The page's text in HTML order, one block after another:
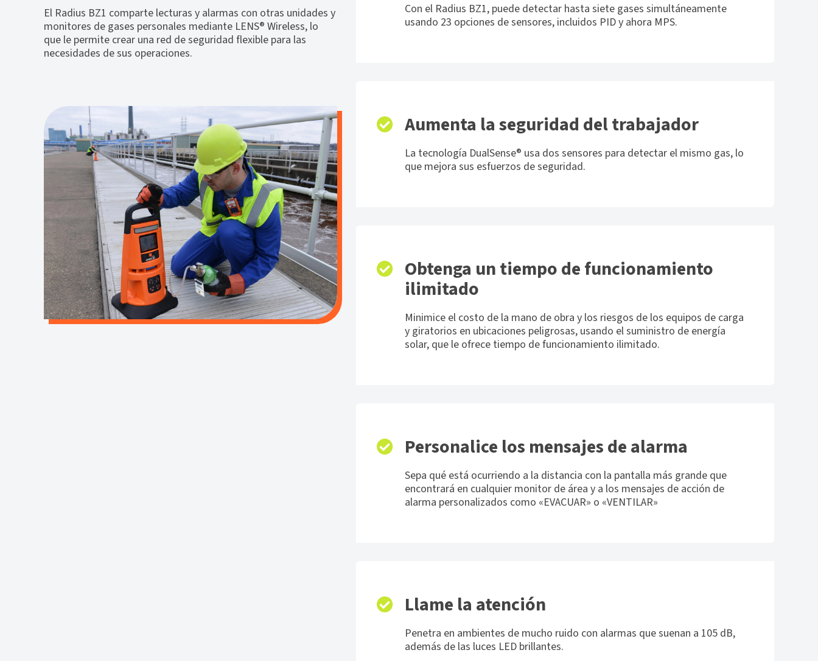
El Radius BZ1 comparte lecturas y alarmas con otras unidades y
monitores de gases personales mediante LENS® Wireless, lo
que le permite crear una red de seguridad flexible para las
necesidades de sus operaciones.
Con el Radius BZ1, puede detectar hasta siete gases simultáneamente
usando 23 opciones de sensores, incluidos PID y ahora MPS.
Aumenta la seguridad del trabajador
La tecnología DualSense® usa dos sensores para detectar el mismo gas, lo
que mejora sus esfuerzos de seguridad.
Obtenga un tiempo de funcionamiento
ilimitado
Minimice el costo de la mano de obra y los riesgos de los equipos de carga
y giratorios en ubicaciones peligrosas, usando elsuministro de energía
solar, que le ofrece tiempo de funcionamiento ilimitado.
Personalice los mensajes de alarma
Sepa qué está ocurriendo a la distancia con la pantalla más grande que
encontrará en cualquier monitor de área y a los mensajes de acción de
alarma personalizados como «EVACUAR» o «VENTILAR»
Llame la atención
Penetra en ambientes de mucho ruido con alarmas que suenan a 105 dB,
además de las luces LED brillantes.